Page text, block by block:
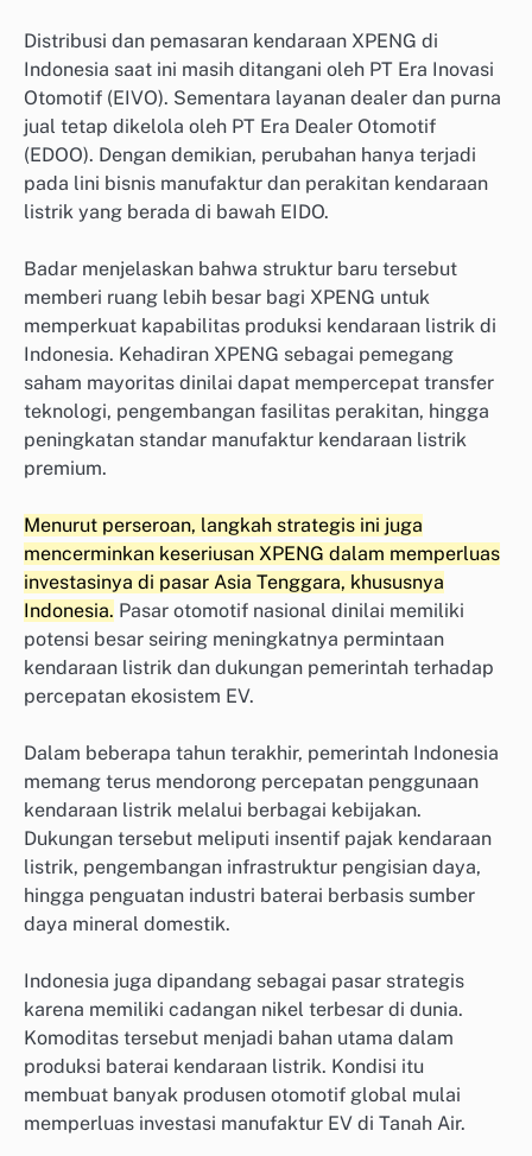
Distribusi dan pemasaran kendaraan XPENG di
Indonesia saat ini masih ditangani oleh PT Era Inovasi
Otomotif (EIVO). Sementara layanan dealer dan purna
jual tetap dikelola oleh PT Era Dealer Otomotif
(EDOO). Dengan demikian, perubahan hanya terjadi
pada lini bisnis manufaktur dan perakitan kendaraan
listrik yang berada di bawah EIDO.
Badar menjelaskan bahwa struktur baru tersebut
memberi ruang lebih besar bagi XPENG untuk
memperkuat kapabilitas produksi kendaraan listrik di
Indonesia. Kehadiran XPENG sebagai pemegang
saham mayoritas dinilai dapat mempercepat transfer
teknologi, pengembangan fasilitas perakitan, hingga
peningkatan standar manufaktur kendaraan listrik
premium.
Menurut perseroan, langkah strategis ini juga
mencerminkan keseriusan XPENG dalam memperluas
investasinya di pasar Asia Tenggara, khususnya
Indonesia. Pasar otomotif nasional dinilai memiliki
potensi besar seiring meningkatnya permintaan
kendaraan listrik dan dukungan pemerintah terhadap
percepatan ekosistem EV.
Dalam beberapa tahun terakhir, pemerintah Indonesia
memang terus mendorong percepatan penggunaan
kendaraan listrik melalui berbagai kebijakan.
Dukungan tersebut meliputi insentif pajak kendaraan
listrik, pengembangan infrastruktur pengisian daya,
hingga penguatan industri baterai berbasis sumber
daya mineral domestik.
Indonesia juga dipandang sebagai pasar strategis
karena memiliki cadangan nikel terbesar di dunia.
Komoditas tersebut menjadi bahan utama dalam
produksi baterai kendaraan listrik. Kondisi itu
membuat banyak produsen otomotif global mulai
memperluas investasi manufaktur EV di Tanah Air.